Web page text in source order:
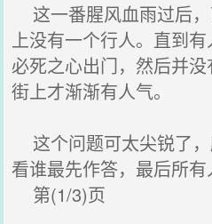
这一番腥风血雨过后
上没有一个行人。直到
必死之心出门，然后并
街上才渐渐有人气。
这个问题可太尖锐了，
看谁最先作答，最后所有
第(1/3)页